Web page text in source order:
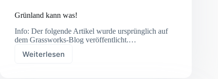
Grünland kann was!
Info: Der folgende Artikel wurde ursprünglich auf
dem Grassworks-Blog veröffentlicht.…
Weiterlesen
Grünland